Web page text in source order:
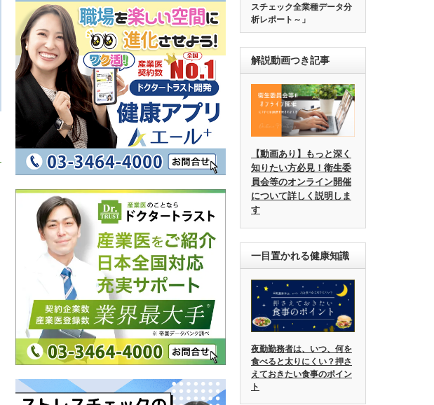
スチェック全業種データ分
析レポート～」
解説動画つき記事
【動画あり】もっと深く
知りたい方必見！衛生委
員会等のオンライン開催
について詳しく説明しま
す
一目置かれる健康知識
夜勤勤務者は、いつ、何を
食べると太りにくい？押さ
えておきたい食事のポイン
ト